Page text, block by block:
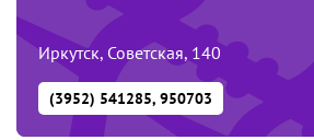
Иркутск, Советская, 140
(3952) 541285, 950703